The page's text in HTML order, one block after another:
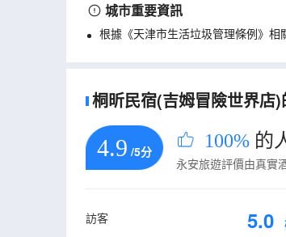
城市重要資訊
根據《天津市生活垃圾管理條例》相
桐昕民宿(吉姆冒險世界店
4.9 /5分 100% 的
永安旅遊評價由真實
訪客
5.0